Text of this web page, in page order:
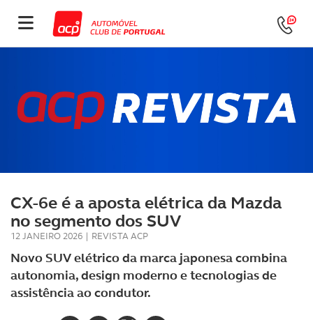
CX-6e é a aposta elétrica da Mazda
no segmento dos SUV
12 JANEIRO 2026 | REVISTA ACP
Novo SUV elétrico da marca japonesa combina
autonomia, design moderno e tecnologias de
assistência ao condutor.